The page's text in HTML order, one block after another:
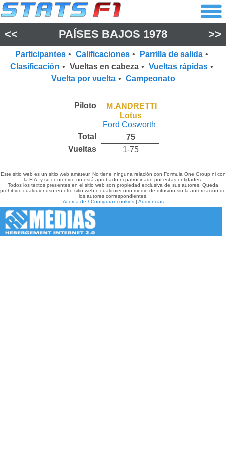
<< PAÍSES BAJOS 1978 >>
Participantes • Calificaciones • Parrilla de salida •
Clasificación • Vueltas en cabeza • Vueltas rápidas •
Vuelta por vuelta • Campeonato
Piloto
M.ANDRETTI
Lotus
Ford Cosworth
Total
75
Vueltas
1-75
Este sitio web es un sitio web amateur. No tiene ninguna relación con Formula One Group ni con
la FIA, y su contenido no está aprobado ni patrocinado por estas entidades.
Todos los textos presentes en el sitio web son propiedad exclusiva de sus autores. Queda
prohibido cualquier uso en otro sitio web o cualquier otro medio de difusión sin la autorización de
los autores correspondientes.
Acerca de / Configurar cookies| Audiencias